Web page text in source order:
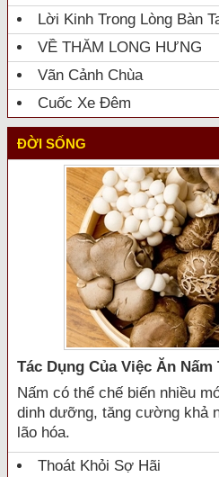
Lời Kinh Trong Lòng Bàn
VỀ THĂM LONG HƯNG
Vãn Cảnh Chùa
Cuốc Xe Đêm
ĐỜI SỐNG
Tác Dụng Của Việc Ăn
Nấm có thể chế biến nhiều
dinh dưỡng, tăng cường khả
lão hóa.
Thoát Khỏi Sợ Hãi